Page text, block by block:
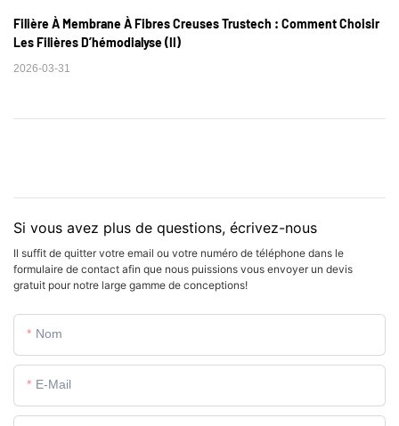
Filière À Membrane À Fibres Creuses Trustech : Comment Choisir
Les Filières D’hémodialyse (II)
2026-03-31
Si vous avez plus de questions, écrivez-nous
Il suffit de quitter votre email ou votre numéro de téléphone dans le
formulaire de contact afin que nous puissions vous envoyer un devis
gratuit pour notre large gamme de conceptions!
Nom
E-Mail